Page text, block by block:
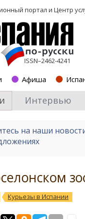
портал и Центр
ISSN–2462-4241
Афиша
Интервью
на наши
Курьезы в Испании